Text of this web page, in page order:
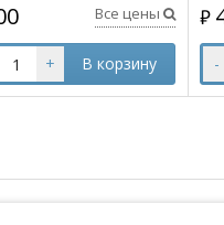
Все цены
+ В корзину
₽
-